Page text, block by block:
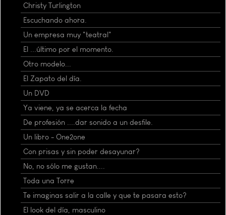
Christy Turlington
Escuchando ahora.
Un empresa muy "teatral"
El ...último por el momento.
Otro modelo...
El Zapato del día.
Un DVD
Ya viene, ya se acerca la fecha
De profesión ....dar sonido a un desfile.
Un libro - One2one
Con prisas y sin poder desayunar?
No, no sólo me gustan....
Toda una Torre
Te imaginas salir a la calle y que te pasara esto?
El look del día, masculino